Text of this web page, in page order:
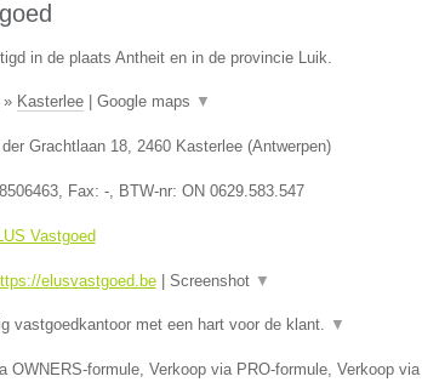
in de plaats Antheit en in de provincie Luik.
Kasterlee| Google maps ▼
Grachtlaan 18, 2460 Kasterlee(Antwerpen)
, Fax: -, BTW-nr: ON 0629.583.547
Vastgoed
elusvastgoed.be| Screenshot ▼
vastgoedkantoor met een hart voor de klant. ▼
OWNERS-formule, Verkoop via PRO-formule, Verkoop via